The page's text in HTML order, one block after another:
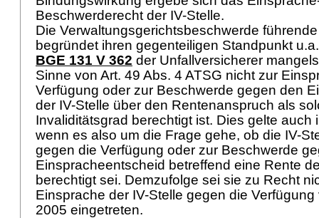
Beschwerderecht der IV-Stelle.
Die Verwaltungsgerichtsbeschwerde
begründet ihren gegenteiligen Standpunkt
BGE 131 V 362 der Unfallversicherer
Sinne von Art. 49 Abs. 4 ATSG nicht zur
Verfügung oder zur Beschwerde gegen den
der IV-Stelle über den Rentenanspruch als
Invaliditätsgrad berechtigt ist. Dies gelte auch
wenn es also um die Frage gehe, ob die IV-
gegen die Verfügung oder zur Beschwerde
Einspracheentscheid betreffend eine Rente
berechtigt sei. Demzufolge sei sie zu Recht
Einsprache der IV-Stelle gegen die
2005 eingetreten.